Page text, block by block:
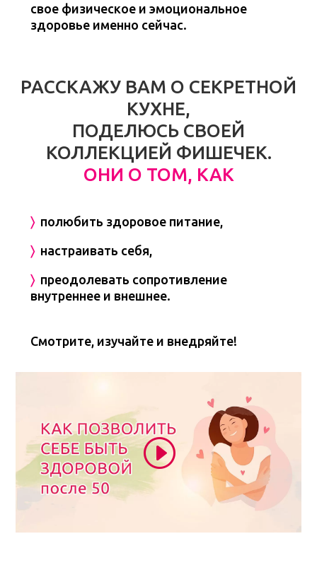
свое физическое и эмоциональное
здоровье именно сейчас.
РАССКАЖУ ВАМ О СЕКРЕТНОЙ
КУХНЕ,
ПОДЕЛЮСЬ СВОЕЙ
КОЛЛЕКЦИЕЙ ФИШЕЧЕК.
ОНИ О ТОМ, КАК
〉полюбить здоровое питание,
〉 настраивать себя,
〉 преодолевать сопротивление
внутреннее и внешнее.
Смотрите, изучайте и внедряйте!